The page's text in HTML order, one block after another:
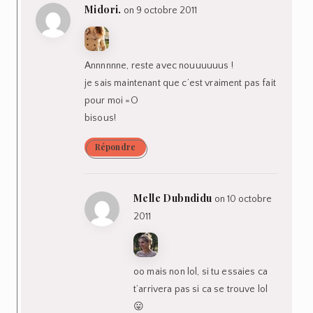
Midori. on 9 octobre 2011
Annnnnne, reste avec nouuuuuus !
je sais maintenant que c’est vraiment pas fait
pour moi =O
bisous!
Répondre
Melle Dubndidu on 10 octobre
2011
oo mais non lol, si tu essaies ca
t’arrivera pas si ca se trouve lol
😛